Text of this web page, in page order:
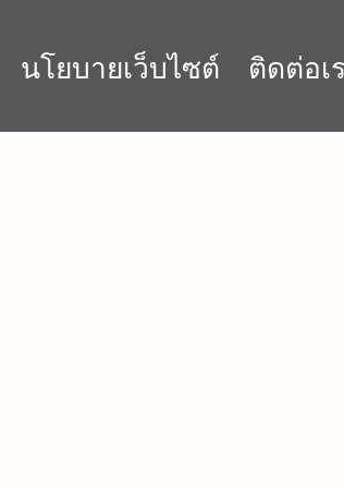
นโยบายเว็บไซต์ ติดต่อเ